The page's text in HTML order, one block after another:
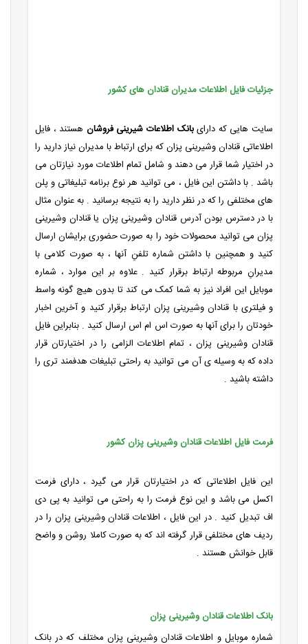
جزئیات فایل اطلاعات مدیران قنادان های کشور
سایت هایی که دارایبانک اطلاعات شیرینی فروشان هستند ، فایل
اطلاعاتی قنادان وشیرینی پزان که برای ارتباط با مدیران نیاز دارید را
در اختیار شما قرار می دهند و شامل تمام اطلاعات مورد نیازتان می
باشد . با داشتن این فایل ، می توانید هر نوع برنامه تبلیغاتی و پلن
های مختلفی را که در نظر دارید را به نتیجه برسانید . به عنوان مثال
با در دسترس بودن آدرس قنادان وشیرینی پزان یا قنادان وشیرینی
پزان می توانید محصولات خود را به صورت حضوری برایشان ارسال
کنید و همچنین با داشتن شماره تلفنِ آنها ، به صورت کلامی با
مدیرانِ مربوطه ارتباط برقرار کنید . علاوه بر این موارد ، شماره
موبایل این افراد نیز به شما کمک می کند تا بدون هیچ گونه واسط
و فیلتری با قنادان وشیرینی پزان ارتباط برقرار کنید و آخرین اخبار
خودتان را برای آنها به صورت اس ام اس ارسال کنید . بنابراین فایل
قنادان وشیرینی پزان ، تمام اطلاعات الزامی را در اختیارتان قرار
داده که به وسیله ی آن می توانید به راحتی تبلیغات هدفمند تری را
داشته باشید .
فرمت فایل اطلاعات قنادان وشیرینی پزان کشور
این فایل اطلاعاتی که در اختیارتان قرار می گیرد ، دارای فرمت
اکسل می باشد و این نوع فرمت را به راحتی می توانید به پی دی
اف تبدیل کنید . در این فایل ، اطلاعات قنادان وشیرینی پزان را در
ردیف های مختلفی قرار گرفته اند که به صورت کاملا روشن و واضح
قابل خوانش هستند .
بانک اطلاعات قنادان وشیرینی پزان
شماره موبایل و اطلاعات قنادان وشیرینی پزان مختلف که در بانک